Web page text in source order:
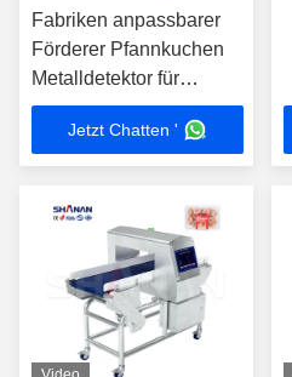
Fabriken anpassbarer
Förderer Pfannkuchen
Metalldetektor für
Massenproduktion
Jetzt Chatten '